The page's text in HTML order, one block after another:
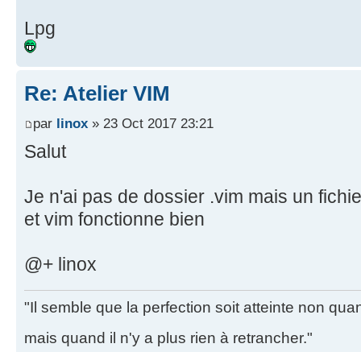
Lpg
Re: Atelier VIM
par linox » 23 Oct 2017 23:21
Salut
Je n'ai pas de dossier .vim mais un
et vim fonctionne bien
@+ linox
"Il semble que la perfection soit atteinte non
mais quand il n'y a plus rien à retrancher."